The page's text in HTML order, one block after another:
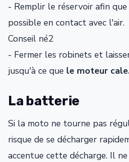
- Remplir le réservoir afin
possible en contact avec l'air.
Conseil né2
- Fermer les robinets et
jusqu'à ce que le moteur
La batterie
Si la moto ne tourne pas
risque de se décharger
accentue cette décharge. Il